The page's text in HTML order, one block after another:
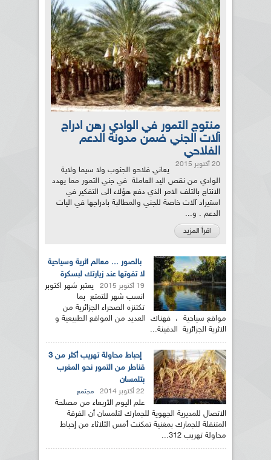
منتوج التمور في الوادي رهن ادراج
آلات الجني ضمن مدونة الدعم
الفلاحي
20 أكتوبر 2015
يعاني فلاحو الجنوب ولا سيما ولاية
الوادي من نقص اليد العاملة في جني التمور مما يهدد
الانتاج بالتلف الامر الذي دفع هؤلاء الى التفكير في
استيراد آلات خاصة للجني والمطالبة بادراجها في اليات
الدعم . و...
اقرأ المزيد
بالصور ... معالم اثرية وسياحية
لا تفوتها عند زيارتك لبسكرة
19 أكتوبر 2015
يعتبر شهر اكتوبر
انسب شهر للتمتع بما
تكتنزه الصحراء الجزائرية من
مواقع سياحية ، فهناك العديد من المواقع الطبيعية و
الاثرية الجزائرية الدفينة...
إحباط محاولة تهريب أكثر من 3
قناطر من التمور نحو المغرب
بتلمسان
22 أكتوبر 2014 مجتمع
علم اليوم الأربعاء من مصلحة
الاتصال للمديرية الجهوية للجمارك لتلمسان أن الفرقة
المتنقلة للجمارك بمغنية تمكنت أمس الثلاثاء من إحباط
محاولة تهريب 312...